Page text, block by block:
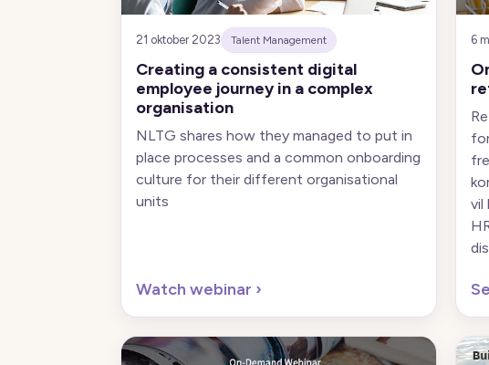
21 oktober 2023 Talent Management
Creating a consistent digital
employee journey in a complex
organisation
NLTG shares how they managed to put in
place processes and a common onboarding
culture for their different organisational
units
Watch webinar ›
6
vil